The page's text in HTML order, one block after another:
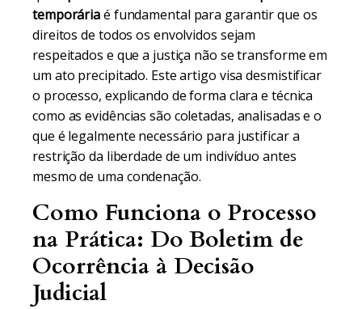
temporáriaé fundamental para garantir que os
direitos de todos os envolvidos sejam
respeitados e que a justiça não se transforme em
um ato precipitado. Este artigo visa desmistificar
o processo, explicando de forma clara e técnica
como as evidências são coletadas, analisadas e o
que é legalmente necessário para justificar a
restrição da liberdade de um indivíduo antes
mesmo de uma condenação.
Como Funciona o Processo
na Prática: Do Boletim de
Ocorrência à Decisão
Judicial